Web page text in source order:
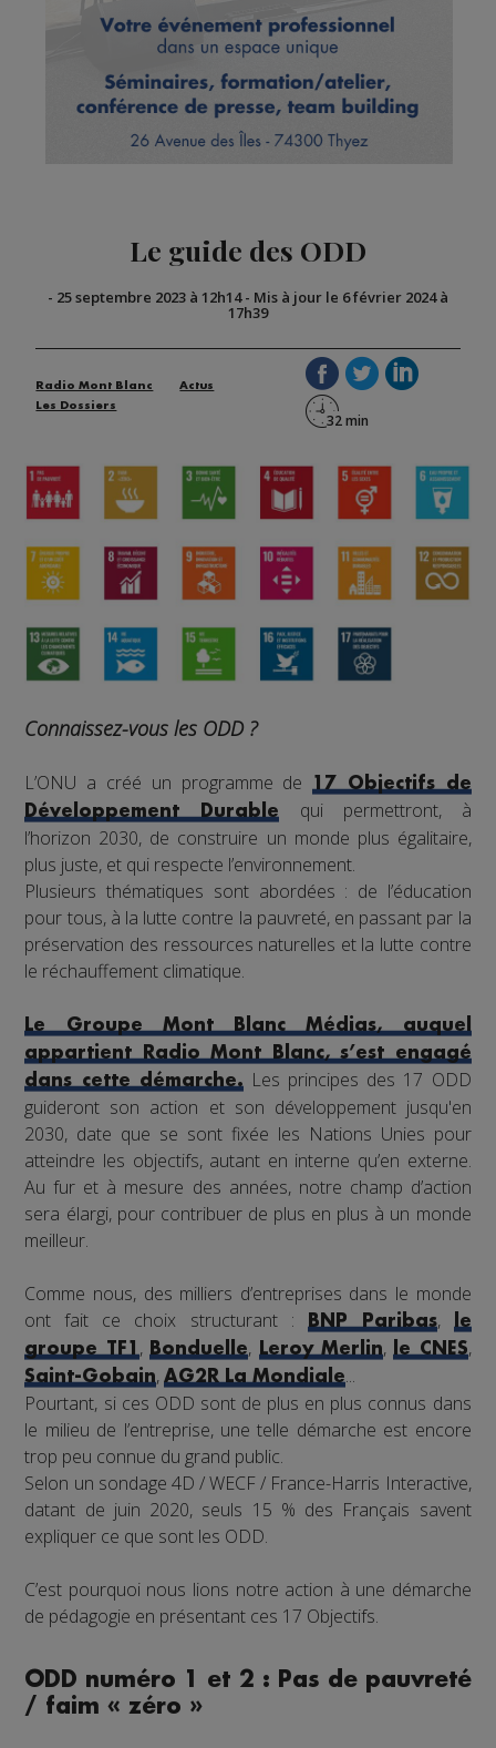
Le guide des ODD
- 25 septembre 2023 à 12h14- Mis à jour le 6 février 2024 à
17h39
Radio Mont Blanc
Actus
Les Dossiers
Connaissez-vous les ODD ?
L’ONU a créé un programme de17 Objectifs de
Développement Durable
qui permettront, à
l’horizon 2030, de construire un monde plus égalitaire,
plus juste, et qui respecte l’environnement.
Plusieurs thématiques sont abordées : de l’éducation
pour tous, à la lutte contre la pauvreté, en passant par la
préservation des ressources naturelles et la lutte contre
le réchauffement climatique.
Le Groupe Mont Blanc Médias, auquel
appartient Radio Mont Blanc, s’est engagé
dans cette démarche.Les principes des 17 ODD
guideront son action et son développement jusqu'en
2030, date que se sont fixée les Nations Unies pour
atteindre les objectifs, autant en interne qu’en externe.
Au fur et à mesure des années, notre champ d’action
sera élargi, pour contribuer de plus en plus à un monde
meilleur.
Comme nous, des milliers d’entreprises dans le monde
ont fait ce choix structurant :
BNP Paribas,
le
groupe TF1,Bonduelle, Leroy Merlin,le CNES,
Saint-Gobain,AG2R La Mondiale...
Pourtant, si ces ODD sont de plus en plus connus dans
le milieu de l’entreprise, une telle démarche est encore
trop peu connue du grand public.
Selon un sondage 4D / WECF / France-Harris Interactive,
datant de juin 2020, seuls 15 % des Français savent
expliquer ce que sont les ODD.
C’est pourquoi nous lions notre action à une démarche
de pédagogie en présentant ces 17 Objectifs.
ODD numéro 1 et 2 : Pas de pauvreté
/ faim « zéro »